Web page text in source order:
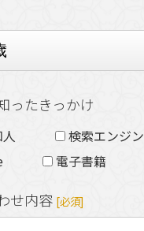
ったきっかけ
検索エンジン
電子書籍
せ内容 [必須]